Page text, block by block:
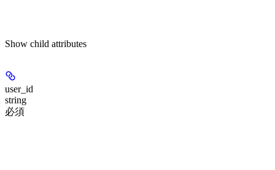
Show child attributes
user_id
string
必須